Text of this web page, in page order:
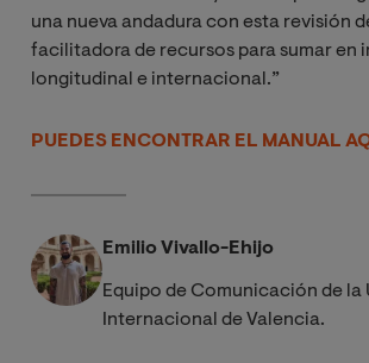
una nueva andadura con esta revisión
facilitadora de recursos para sumar en
longitudinal e internacional.”
PUEDES ENCONTRAR EL MANUAL
Emilio Vivallo-Ehijo
Equipo de Comunicación de la
Internacional de Valencia.